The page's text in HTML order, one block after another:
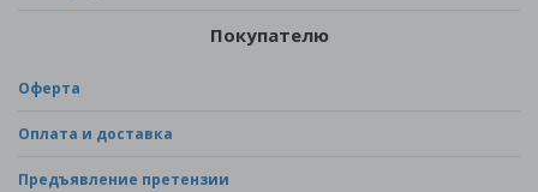
Покупателю
Оферта
Оплата и доставка
Предъявление претензии